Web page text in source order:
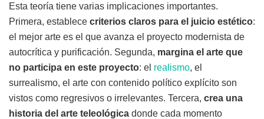
Esta teoría tiene varias implicaciones importantes.
Primera, establece criterios claros para el juicio estético:
el mejor arte es el que avanza el proyecto modernista de
autocrítica y purificación. Segunda, margina el arte que
no participa en este proyecto: el realismo, el
surrealismo, el arte con contenido político explícito son
vistos como regresivos o irrelevantes. Tercera, crea una
historia del arte teleológica donde cada momento